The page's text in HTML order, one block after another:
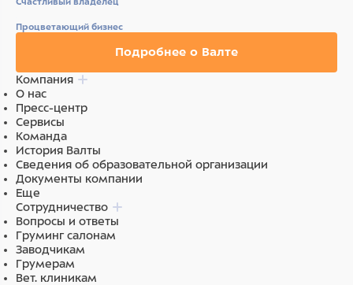
Процветающий бизнес
Подробнее о Валте
Компания
О нас
Пресс-центр
Сервисы
Команда
История Валты
Сведения об образовательной организации
Документы компании
Еще
Сотрудничество
Вопросы и ответы
Груминг салонам
Заводчикам
Грумерам
Вет. клиникам